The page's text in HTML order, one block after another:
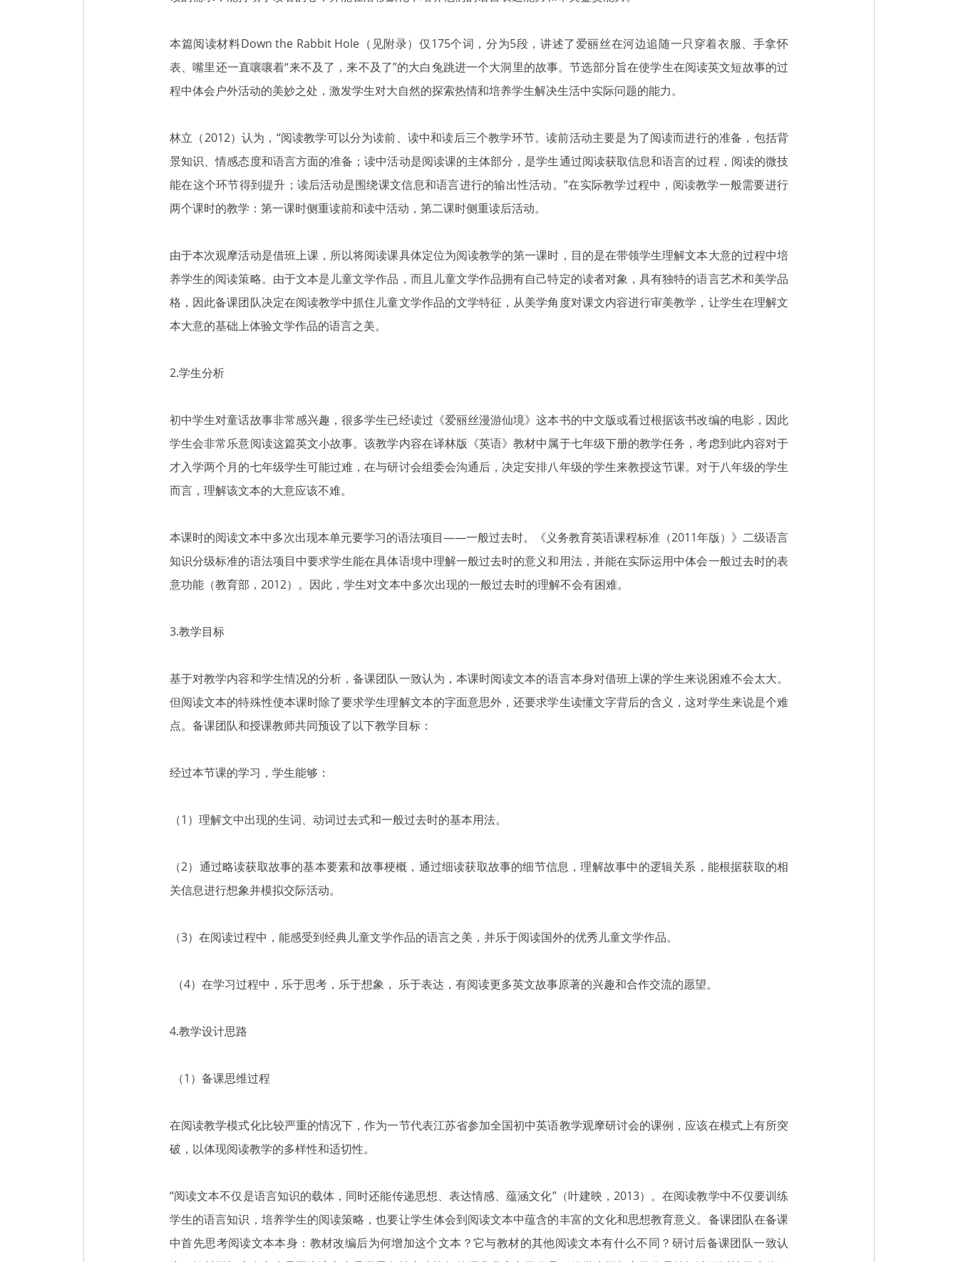
本篇阅读材料Down the Rabbit Hole（见附录）仅175个词，分为5段，讲述了爱丽丝在河边追随一只穿着衣服、手拿怀
表、嘴里还一直嚷嚷着“来不及了，来不及了”的大白兔跳进一个大洞里的故事。节选部分旨在使学生在阅读英文短故事的过
程中体会户外活动的美妙之处，激发学生对大自然的探索热情和培养学生解决生活中实际问题的能力。
林立（2012）认为，“阅读教学可以分为读前、读中和读后三个教学环节。读前活动主要是为了阅读而进行的准备，包括背
景知识、情感态度和语言方面的准备；读中活动是阅读课的主体部分，是学生通过阅读获取信息和语言的过程，阅读的微技
能在这个环节得到提升；读后活动是围绕课文信息和语言进行的输出性活动。”在实际教学过程中，阅读教学一般需要进行
两个课时的教学：第一课时侧重读前和读中活动，第二课时侧重读后活动。
由于本次观摩活动是借班上课，所以将阅读课具体定位为阅读教学的第一课时，目的是在带领学生理解文本大意的过程中培
养学生的阅读策略。由于文本是儿童文学作品，而且儿童文学作品拥有自己特定的读者对象，具有独特的语言艺术和美学品
格，因此备课团队决定在阅读教学中抓住儿童文学作品的文学特征，从美学角度对课文内容进行审美教学，让学生在理解文
本大意的基础上体验文学作品的语言之美。
2.学生分析
初中学生对童话故事非常感兴趣，很多学生已经读过《爱丽丝漫游仙境》这本书的中文版或看过根据该书改编的电影，因此
学生会非常乐意阅读这篇英文小故事。该教学内容在译林版《英语》教材中属于七年级下册的教学任务，考虑到此内容对于
才入学两个月的七年级学生可能过难，在与研讨会组委会沟通后，决定安排八年级的学生来教授这节课。对于八年级的学生
而言，理解该文本的大意应该不难。
本课时的阅读文本中多次出现本单元要学习的语法项目——一般过去时。《义务教育英语课程标准（2011年版）》二级语言
知识分级标准的语法项目中要求学生能在具体语境中理解一般过去时的意义和用法，并能在实际运用中体会一般过去时的表
意功能（教育部，2012）。因此，学生对文本中多次出现的一般过去时的理解不会有困难。
3.教学目标
基于对教学内容和学生情况的分析，备课团队一致认为，本课时阅读文本的语言本身对借班上课的学生来说困难不会太大。
但阅读文本的特殊性使本课时除了要求学生理解文本的字面意思外，还要求学生读懂文字背后的含义，这对学生来说是个难
点。备课团队和授课教师共同预设了以下教学目标：
经过本节课的学习，学生能够：
（1）理解文中出现的生词、动词过去式和一般过去时的基本用法。
（2）通过略读获取故事的基本要素和故事梗概，通过细读获取故事的细节信息，理解故事中的逻辑关系，能根据获取的相
关信息进行想象并模拟交际活动。
（3）在阅读过程中，能感受到经典儿童文学作品的语言之美，并乐于阅读国外的优秀儿童文学作品。
（4）在学习过程中，乐于思考，乐于想象， 乐于表达，有阅读更多英文故事原著的兴趣和合作交流的愿望。
4.教学设计思路
（1）备课思维过程
在阅读教学模式化比较严重的情况下，作为一节代表江苏省参加全国初中英语教学观摩研讨会的课例，应该在模式上有所突
破，以体现阅读教学的多样性和适切性。
“阅读文本不仅是语言知识的载体，同时还能传递思想、表达情感、蕴涵文化”（叶建映，2013）。在阅读教学中不仅要训练
学生的语言知识，培养学生的阅读策略，也要让学生体会到阅读文本中蕴含的丰富的文化和思想教育意义。备课团队在备课
中首先思考阅读文本本身：教材改编后为何增加这个文本？它与教材的其他阅读文本有什么不同？研讨后备课团队一致认